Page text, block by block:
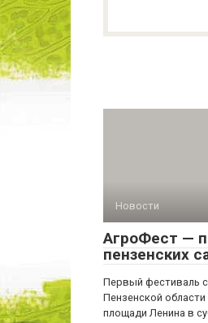
Новости
АгроФест —
пензенских
Первый фестиваль
Пензенской
площади Ленина в